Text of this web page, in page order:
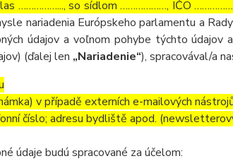
……………..., so sídlom ………………, IČO
nariadenia Európskeho parlamentu a
údajov a voľnom pohybe týchto údajov
(ďalej len „Nariadenie“), spracovával/a
v případě externích e-mailových
číslo; adresu bydliště apod.
údaje budú spracované za účelom: